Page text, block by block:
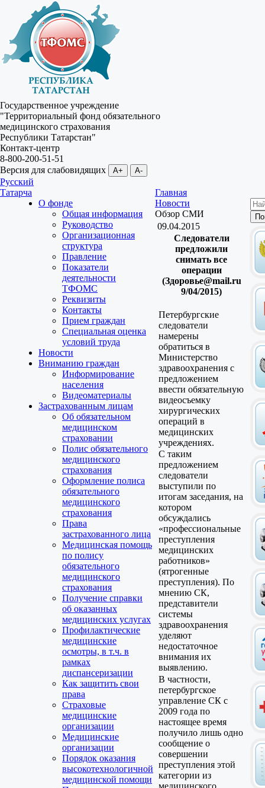
Государственное учреждение
"Территориальный фонд обязательного
медицинского страхования
Республики Татарстан"
Контакт-центр
8-800-200-51-51
Версия для слабовидящих
A+ A-
Русский
Татарча
О фонде
Общая информация
Руководство
Организационная
структура
Правление
Показатели
деятельности
ТФОМС
Реквизиты
Контакты
Прием граждан
Специальная оценка
условий труда
Новости
Вниманию граждан
Информирование
населения
Видеоматериалы
Застрахованным лицам
Об обязательном
медицинском
страховании
Полис обязательного
медицинского
страхования
Оформление полиса
обязательного
медицинского
страхования
Права
застрахованного лица
Медицинская помощь
по полису
обязательного
медицинского
страхования
Получение справки
об оказанных
медицинских услугах
Профилактические
медицинские
осмотры, в т.ч. в
рамках
диспансеризации
Как защитить свои
права
Страховые
медицинские
организации
Медицинские
организации
Порядок оказания
высокотехнологичной
медицинской помощи
Главная
Новости
Обзор СМИ
09.04.2015
Следователи
предложили
снимать все
операции
(Здоровье@mail.ru
9/04/2015)
Петербургские
следователи
намерены
обратиться в
Министерство
здравоохранения с
предложением
ввести обязательную
видеосъемку
хирургических
операций в
медицинских
учреждениях.
С таким
предложением
следователи
выступили по
итогам заседания, на
котором
обсуждались
«профессиональные
преступления
медицинских
работников»
(ятрогенные
преступления). По
мнению СК,
представители
системы
здравоохранения
уделяют
недостаточное
внимания их
выявлению.
В частности,
петербургское
управление СК с
2009 года по
настоящее время
получило лишь одно
сообщение о
совершении
преступления этой
категории из
медицинского